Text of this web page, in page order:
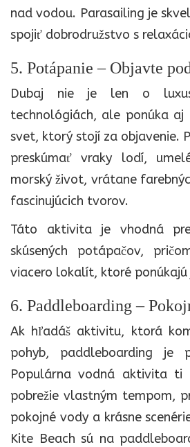
nad vodou. Parasailing je
spojiť dobrodružstvo s
5. Potápanie – Objavte
Dubaj nie je len o
technológiách, ale ponúka aj
svet, ktorý stojí za objavenie.
preskúmať vraky lodí,
morský život, vrátane
fascinujúcich tvorov.
Táto aktivita je vhodná
skúsených potápačov,
viacero lokalít, ktoré ponúkajú
6. Paddleboarding –
Ak hľadáš aktivitu, ktorá
pohyb, paddleboarding je
Populárna vodná aktivita ti
pobrežie vlastným tempom,
pokojné vody a krásne
Kite Beach sú na